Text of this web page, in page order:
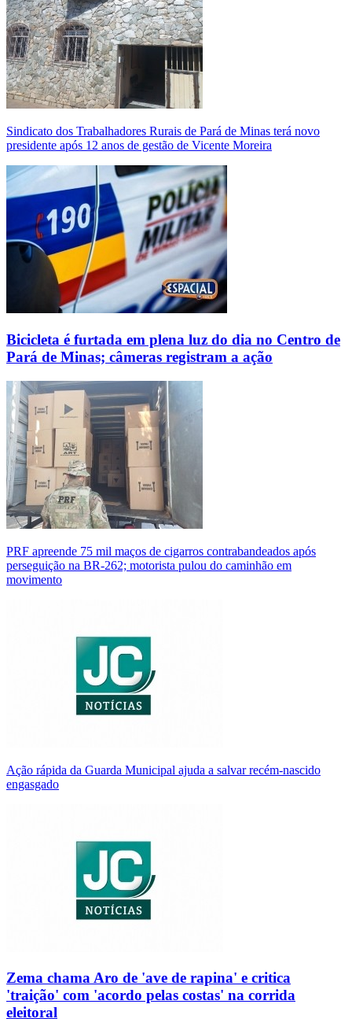
Sindicato dos Trabalhadores Rurais de Pará de Minas terá novo
presidente após 12 anos de gestão de Vicente Moreira
Bicicleta é furtada em plena luz do dia no Centro de
Pará de Minas; câmeras registram a ação
PRF apreende 75 mil maços de cigarros contrabandeados após
perseguição na BR-262; motorista pulou do caminhão em
movimento
Ação rápida da Guarda Municipal ajuda a salvar recém-nascido
engasgado
Zema chama Aro de 'ave de rapina' e critica
'traição' com 'acordo pelas costas' na corrida
eleitoral